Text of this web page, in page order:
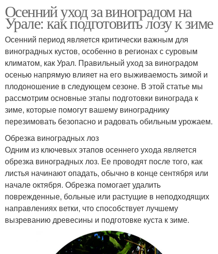
Осенний уход за виноградом на
Урале: как подготовить лозу к зиме
Осенний период является критически важным для
виноградных кустов, особенно в регионах с суровым
климатом, как Урал. Правильный уход за виноградом
осенью напрямую влияет на его выживаемость зимой и
плодоношение в следующем сезоне. В этой статье мы
рассмотрим основные этапы подготовки винограда к
зиме, которые помогут вашему винограднику
перезимовать безопасно и радовать обильным урожаем.
Обрезка виноградных лоз
Одним из ключевых этапов осеннего ухода является
обрезка виноградных лоз. Ее проводят после того, как
листья начинают опадать, обычно в конце сентября или
начале октября. Обрезка помогает удалить
поврежденные, больные или растущие в неподходящих
направлениях ветки, что способствует лучшему
вызреванию древесины и подготовке куста к зиме.